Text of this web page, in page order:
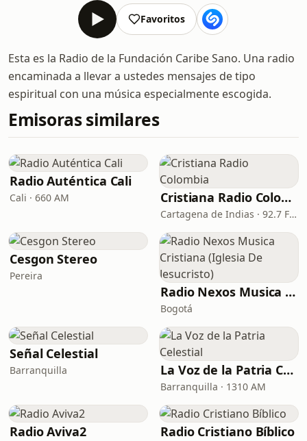
Favoritos
Esta es la Radio de la Fundación Caribe Sano. Una radio
encaminada a llevar a ustedes mensajes de tipo
espiritual con una música especialmente escogida.
Emisoras similares
Radio Auténtica Cali
Cali · 660 AM Cristiana Radio Colombia
Cartagena de Indias · 92.7 FM
Cesgon Stereo
Pereira
Radio Nexos Musica Cristiana (Iglesia De Jesucristo)
Bogotá
Señal Celestial
Barranquilla La Voz de la Patria Celestial
Barranquilla · 1310 AM
Radio Aviva2 Radio Cristiano Bíblico